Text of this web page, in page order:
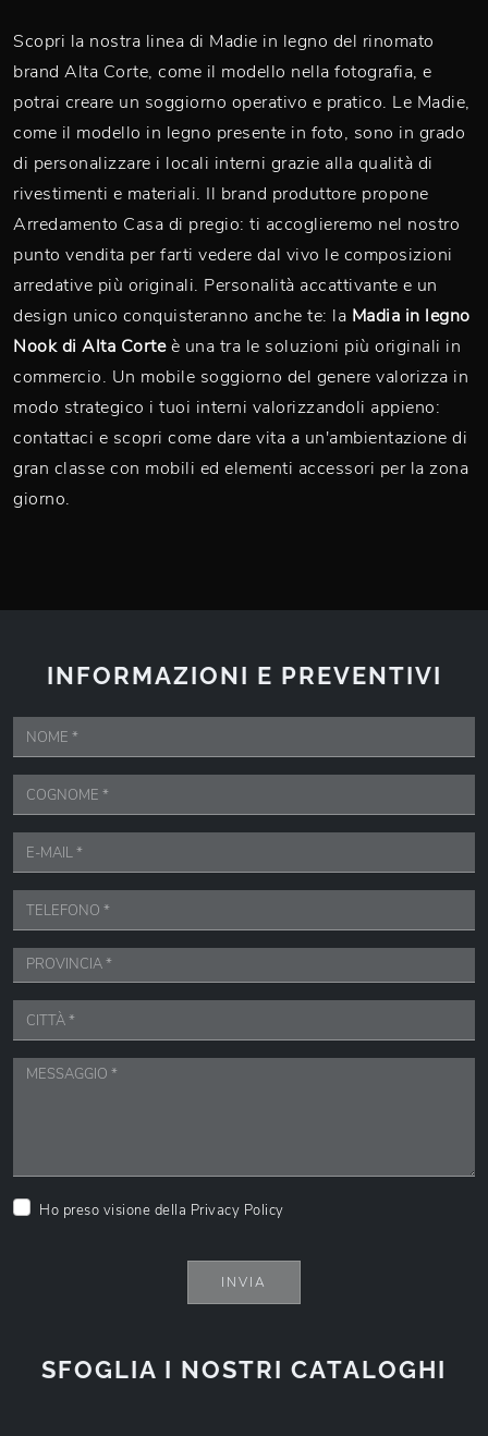
Scopri la nostra linea di Madie in legno del rinomato
brand Alta Corte, come il modello nella fotografia, e
potrai creare un soggiorno operativo e pratico. Le Madie,
come il modello in legno presente in foto, sono in grado
di personalizzare i locali interni grazie alla qualità di
rivestimenti e materiali. Il brand produttore propone
Arredamento Casa di pregio: ti accoglieremo nel nostro
punto vendita per farti vedere dal vivo le composizioni
arredative più originali. Personalità accattivante e un
design unico conquisteranno anche te: la Madia in legno
Nook di Alta Corteè una tra le soluzioni più originali in
commercio. Un mobile soggiorno del genere valorizza in
modo strategico i tuoi interni valorizzandoli appieno:
contattaci e scopri come dare vita a un'ambientazione di
gran classe con mobili ed elementi accessori per la zona
giorno.
SFOGLIA I NOSTRI CATALOGHI
INFORMAZIONI E PREVENTIVI
Ho preso visione della Privacy Policy
INVIA